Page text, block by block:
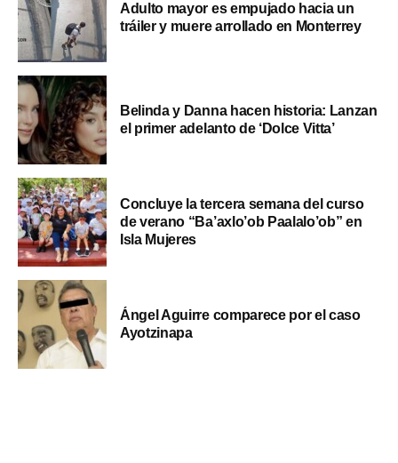
Adulto mayor es empujado hacia un
tráiler y muere arrollado en Monterrey
Belinda y Danna hacen historia: Lanzan
el primer adelanto de ‘Dolce Vitta’
Concluye la tercera semana del curso
de verano “Ba’axlo’ob Paalalo’ob” en
Isla Mujeres
Ángel Aguirre comparece por el caso
Ayotzinapa